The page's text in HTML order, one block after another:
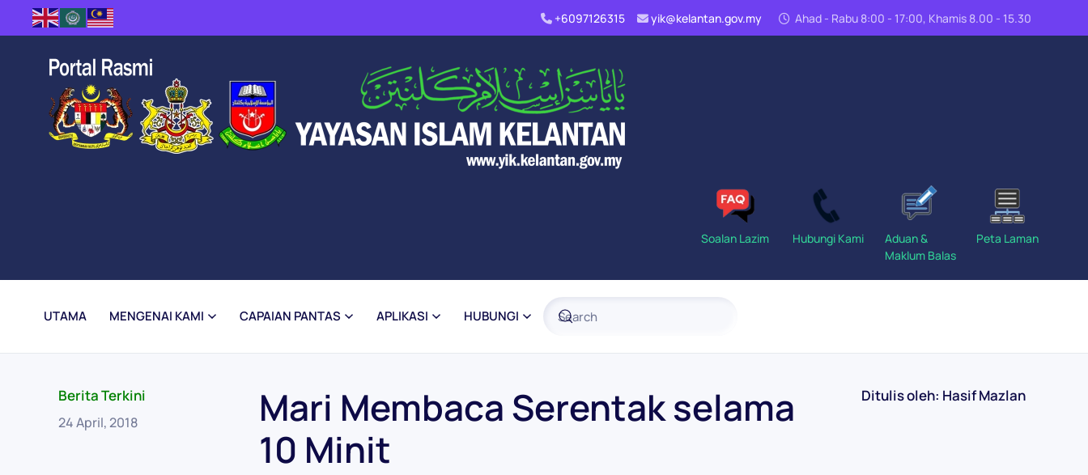
+6097126315 yik@kelantan.gov.my Ahad - Rabu 8:00 - 17:00, Khamis 8.00 - 15.30
Soalan Lazim Hubungi Kami
Aduan &
Maklum Balas
Peta Laman
UTAMA MENGENAI KAMI CAPAIAN PANTAS APLIKASI HUBUNGI
Berita Terkini
24 April, 2018
Mari Membaca Serentak selama
10 Minit
Ditulis oleh: Hasif Mazlan